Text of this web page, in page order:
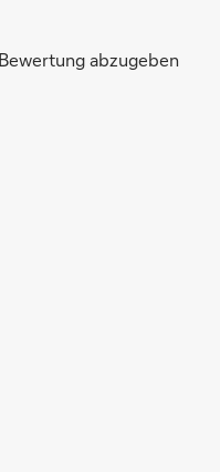
abzugeben